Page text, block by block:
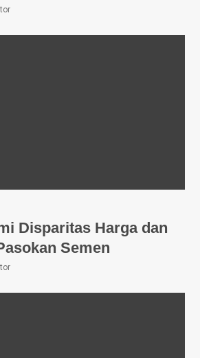
Disparitas Harga dan
Semen